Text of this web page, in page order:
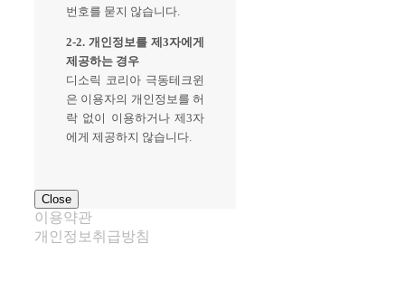
번호를 묻지 않습니다.
2-2. 개인정보를 제3자에게
제공하는 경우
디소릭 코리아 극동테크윈
은 이용자의 개인정보를 허
락 없이 이용하거나 제3자
에게 제공하지 않습니다.
Close
이용약관
개인정보취급방침